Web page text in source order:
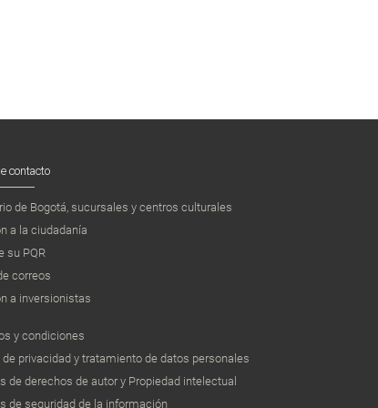
contacto
de Bogotá, sucursales y centros culturales
a la ciudadanía
su PQR
correos
a inversionistas
y condiciones
de privacidad y tratamiento de datos personales
de derechos de autor y Propiedad intelectual
de seguridad de la información